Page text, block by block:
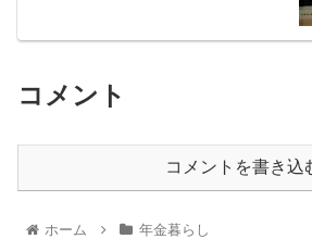
コメント
コメントを書き込
ホーム 年金暮らし